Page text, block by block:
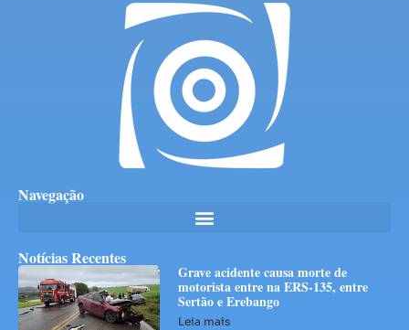
Navegação
Notícias Recentes
Grave acidente causa morte de
motorista entre na ERS-135, entre
Sertão e Erebango
Leia mais